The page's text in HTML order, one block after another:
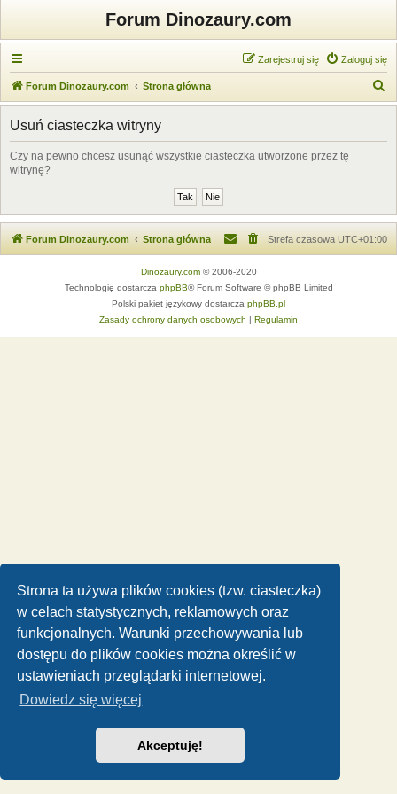
Strona ta używa plików cookies (tzw. ciasteczka)
w celach statystycznych, reklamowych oraz
funkcjonalnych. Warunki przechowywania lub
dostępu do plików cookies można określić w
ustawieniach przeglądarki internetowej.
Dowiedz się więcej
Akceptuję!
Forum Dinozaury.com
Zaloguj się
Zarejestruj się
Forum Dinozaury.com Strona główna
z
Usuń ciasteczka witryny
Czy na pewno chcesz usunąć wszystkie ciasteczka utworzone przez tę
witrynę?
Forum Dinozaury.com Strona główna Strefa czasowa UTC+01:00
Dinozaury.com© 2006-2020
Technologię dostarcza phpBB® Forum Software © phpBB Limited
Polski pakiet językowy dostarcza phpBB.pl
Zasady ochrony danych osobowych | Regulamin